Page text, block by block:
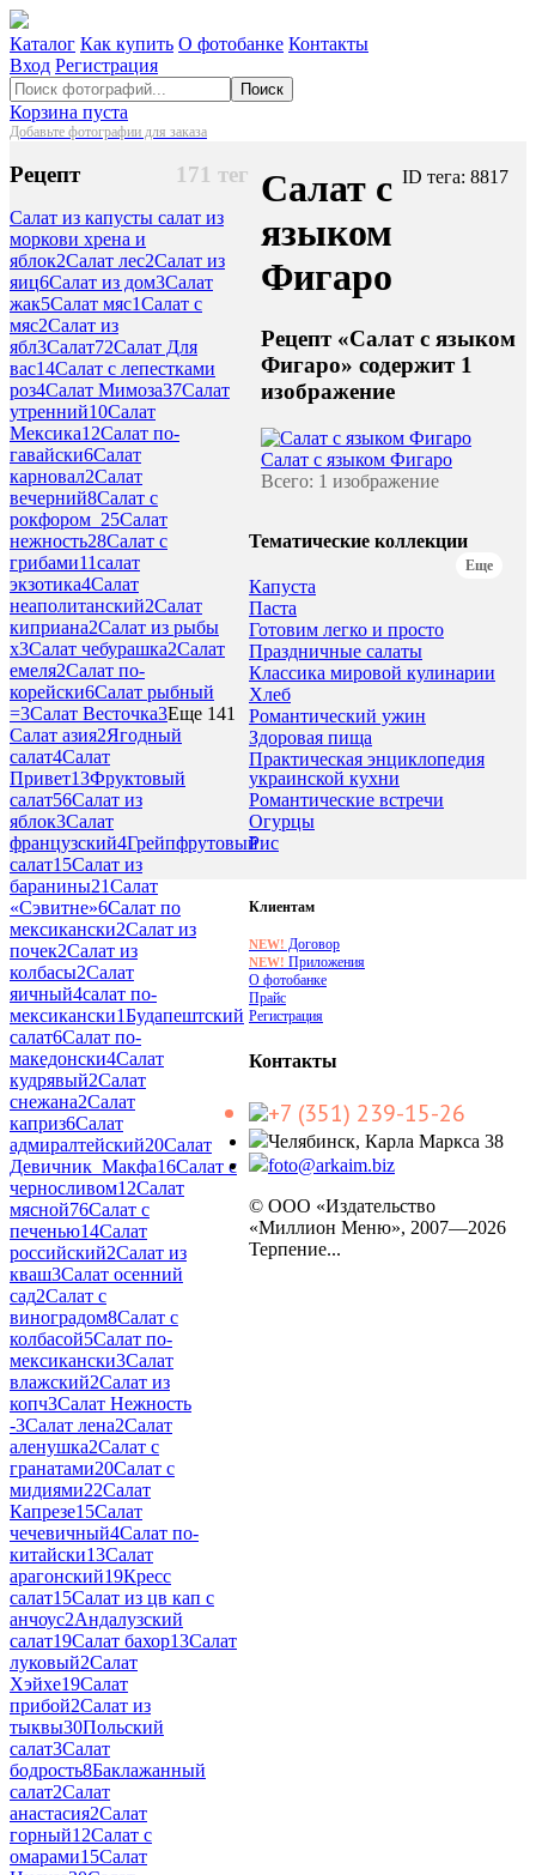
Каталог Как купить О фотобанке Контакты
Вход Регистрация
Поиск
Корзина пуста
Добавьте фотографии для заказа
171 тег
Рецепт
Салат из капусты салат из
моркови хрена и
яблок2Салат лес2Салат из
яиц6Салат из дом3Салат
жак5Салат мяс1Салат с
мяс2Салат из
ябл3Салат72Салат Для
вас14Салат с лепестками
роз4Салат Мимоза37Салат
утренний10Салат
Мексика12Салат по-
гавайски6Салат
карновал2Салат
вечерний8Салат с
рокфором_25Салат
нежность28Салат с
грибами11салат
экзотика4Салат
неаполитанский2Салат
киприана2Салат из рыбы
х3Салат чебурашка2Салат
емеля2Салат по-
корейски6Салат рыбный
=3Салат Весточка3Еще 141
Салат азия2Ягодный
салат4Салат
Привет13Фруктовый
салат56Салат из
яблок3Салат
французский4Грейпфрутовый
салат15Салат из
баранины21Салат
«Сэвитне»6Салат по
мексикански2Салат из
почек2Салат из
колбасы2Салат
яичный4салат по-
мексикански1Будапештский
салат6Салат по-
македонски4Салат
кудрявый2Салат
снежана2Салат
каприз6Салат
адмиралтейский20Салат
Девичник_Макфа16Салат с
черносливом12Салат
мясной76Салат с
печенью14Салат
российский2Салат из
кваш3Салат осенний
сад2Салат с
виноградом8Салат с
колбасой5Салат по-
мексикански3Салат
влажский2Салат из
копч3Салат Нежность
-3Салат лена2Салат
аленушка2Салат с
гранатами20Салат с
мидиями22Салат
Капрезе15Салат
чечевичный4Салат по-
китайски13Салат
арагонский19Кресс
салат15Салат из цв кап с
анчоус2Андалузский
салат19Салат бахор13Салат
луковый2Салат
Хэйхе19Салат
прибой2Салат из
тыквы30Польский
салат3Салат
бодрость8Баклажанный
салат2Салат
анастасия2Салат
горный12Салат с
омарами15Салат
ID тега: 8817
Салат с
языком
Фигаро
Рецепт «Салат с языком
Фигаро» содержит 1
изображение
Салат с языком Фигаро
Всего: 1 изображение
Тематические коллекции
Еще
Капуста
Паста
Готовим легко и просто
Праздничные салаты
Классика мировой кулинарии
Хлеб
Романтический ужин
Здоровая пища
Практическая энциклопедия
украинской кухни
Романтические встречи
Огурцы
Рис
Клиентам
NEW! Договор
NEW! Приложения
О фотобанке
Прайс
Регистрация
Контакты
+7 (351) 239-15-26
Челябинск, Карла Маркса 38
foto@arkaim.biz
© ООО «Издательство
«Миллион Меню», 2007—2026
Терпение...